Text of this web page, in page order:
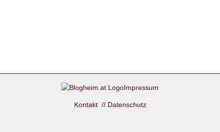
Impressum
Kontakt // Datenschutz